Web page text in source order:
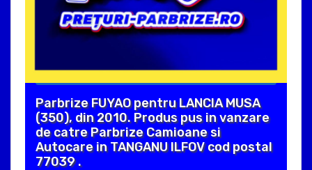
Parbrize FUYAO pentru LANCIA MUSA
(350), din 2010. Produs pus in vanzare
de catre Parbrize Camioane si
Autocare in TANGANU ILFOV cod postal
77039 .